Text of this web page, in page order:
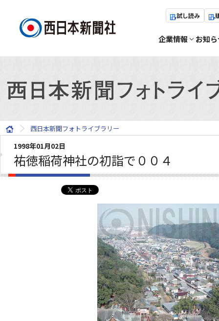
試し読み
企業情報 お知
西日本新聞フォトライブラリー
1998年01月02日
祐徳稲荷神社の初詣で００４